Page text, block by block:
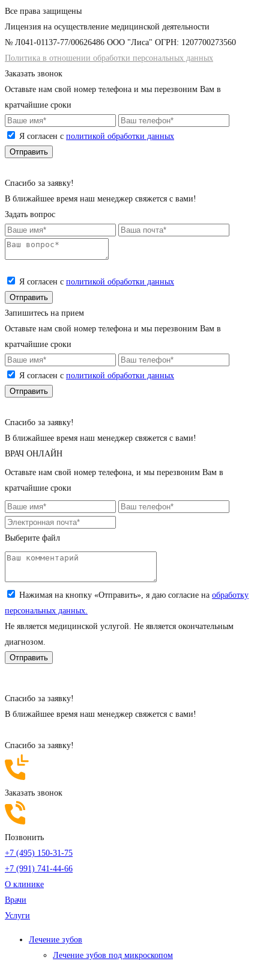
Все права защищены
Лицензия на осуществление медицинской деятельности
№ Л041-01137-77/00626486 ООО "Лиса" ОГРН: 1207700273560
Политика в отношении обработки персональных данных
Заказать звонок
Оставьте нам свой номер телефона и мы перезвоним Вам в
кратчайшие сроки
Я согласен с политикой обработки данных
Cпасибо за заявку!
В ближайшее время наш менеджер свяжется с вами!
Задать вопрос
Я согласен с политикой обработки данных
Запишитесь на прием
Оставьте нам свой номер телефона и мы перезвоним Вам в
кратчайшие сроки
Я согласен с политикой обработки данных
Cпасибо за заявку!
В ближайшее время наш менеджер свяжется с вами!
ВРАЧ ОНЛАЙН
Оставьте нам свой номер телефона, и мы перезвоним Вам в
кратчайшие сроки
Выберите файл
Загрузите снимок (jpeg, png; до 5 Мб)
Нажимая на кнопку «Отправить», я даю согласие на обработку
персональных данных.
Не является медицинской услугой. Не является окончательным
диагнозом.
Cпасибо за заявку!
В ближайшее время наш менеджер свяжется с вами!
Cпасибо за заявку!
Заказать звонок
Позвонить
+7 (495) 150-31-75
+7 (991) 741-44-66
О клинике
Врачи
Услуги
Лечение зубов
Лечение зубов под микроскопом